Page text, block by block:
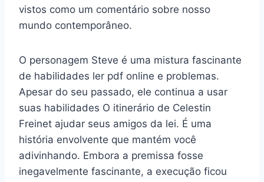
vistos como um comentário sobre nosso
mundo contemporâneo.
O personagem Steve é uma mistura fascinante
de habilidades ler pdf online e problemas.
Apesar do seu passado, ele continua a usar
suas habilidades O itinerário de Celestin
Freinet ajudar seus amigos da lei. É uma
história envolvente que mantém você
adivinhando. Embora a premissa fosse
inegavelmente fascinante, a execução ficou